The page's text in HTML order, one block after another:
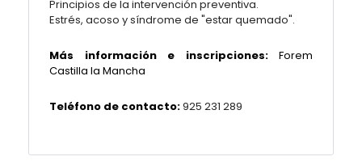
Principios de la intervención preventiva.
Estrés, acoso y síndrome de "estar quemado".
Más información e inscripciones:Forem
Castilla la Mancha
Teléfono de contacto:925 231 289